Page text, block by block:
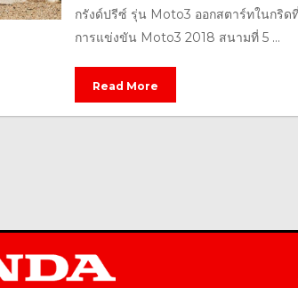
กรังด์ปรีซ์ รุ่น Moto3 ออกสตาร์ทในกริด
การแข่งขัน Moto3 2018 สนามที่ 5 ...
Read More